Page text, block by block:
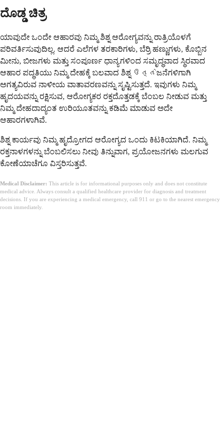
ದೊಡ್ಡ ಚಿತ್ರ
ಯಾವುದೇ ಒಂದೇ ಆಹಾರವು ನಿಮ್ಮ ಶಿಶ್ನ ಆರೋಗ್ಯವನ್ನು ರಾತ್ರಿಯೊಳಗೆ
ಪರಿವರ್ತಿಸುವುದಿಲ್ಲ. ಆದರೆ ಎಲೆಗಳ ತರಕಾರಿಗಳು, ಬೆರ್ರಿ ಹಣ್ಣುಗಳು, ಕೊಬ್ಬಿನ
ಮೀನು, ಬೀಜಗಳು ಮತ್ತು ಸಂಪೂರ್ಣ ಧಾನ್ಯಗಳಿಂದ ಸಮೃದ್ಧವಾದ ಸ್ಥಿರವಾದ
ಆಹಾರ ಪದ್ಧತಿಯು ನಿಮ್ಮ ದೇಹಕ್ಕೆ ಬಲವಾದ ಶಿಶ್ನ ઉત્તેಜನೆಗಳಿಗಾಗಿ
ಅಗತ್ಯವಿರುವ ನಾಳೀಯ ವಾತಾವರಣವನ್ನು ಸೃಷ್ಟಿಸುತ್ತದೆ. ಇವುಗಳು ನಿಮ್ಮ
ಹೃದಯವನ್ನು ರಕ್ಷಿಸುವ, ಆರೋಗ್ಯಕರ ರಕ್ತದೊತ್ತಡಕ್ಕೆ ಬೆಂಬಲ ನೀಡುವ ಮತ್ತು
ನಿಮ್ಮ ದೇಹದಾದ್ಯಂತ ಉರಿಯೂತವನ್ನು ಕಡಿಮೆ ಮಾಡುವ ಅದೇ
ಆಹಾರಗಳಾಗಿವೆ.
ಶಿಶ್ನ ಕಾರ್ಯವು ನಿಮ್ಮ ಹೃದ್ರೋಗದ ಆರೋಗ್ಯದ ಒಂದು ಕಿಟಕಿಯಾಗಿದೆ. ನಿಮ್ಮ
ರಕ್ತನಾಳಗಳನ್ನು ಬೆಂಬಲಿಸಲು ನೀವು ತಿನ್ನುವಾಗ, ಪ್ರಯೋಜನಗಳು ಮಲಗುವ
ಕೋಣೆಯಾಚೆಗೂ ವಿಸ್ತರಿಸುತ್ತವೆ.
Medical Disclaimer: This article is for informational purposes only and does not constitute
medical advice. Always consult a qualified healthcare provider for diagnosis and treatment
decisions. If you are experiencing a medical emergency, call 911 or go to the nearest emergency
room immediately.